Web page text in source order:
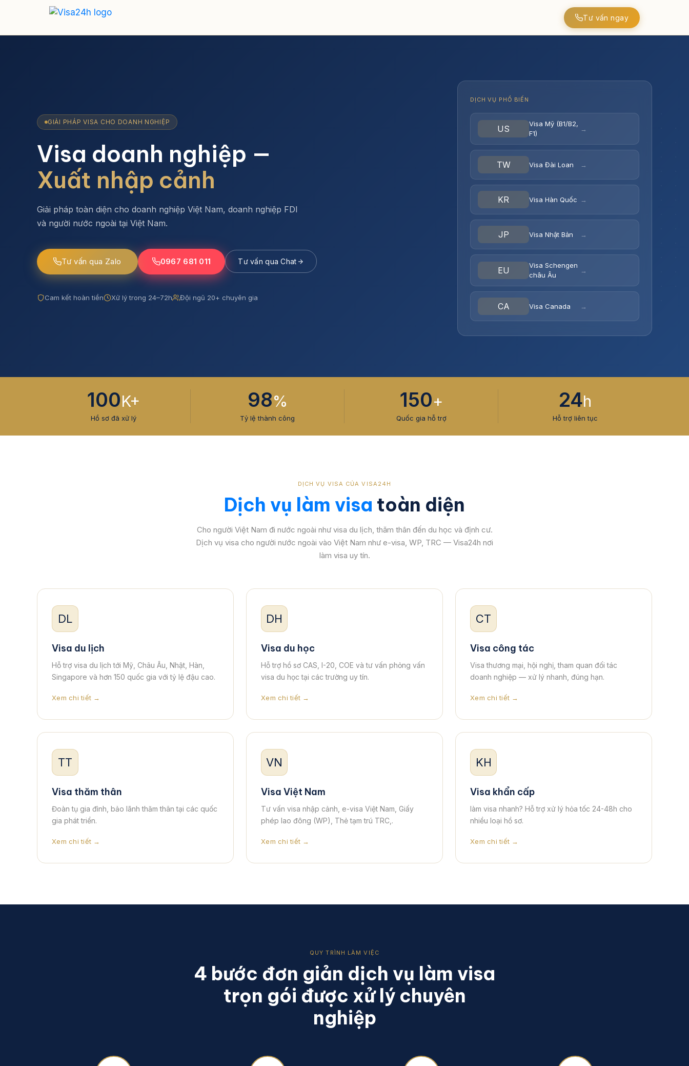
Tư vấn ngay
GIẢI PHÁP VISA CHO DOANH NGHIỆP
Visa doanh nghiệp —
Xuất nhập cảnh
Giải pháp toàn diện cho doanh nghiệp Việt Nam, doanh nghiệp FDI
và người nước ngoài tại Việt Nam.
Tư vấn qua Zalo 0967 681 011 Tư vấn qua Chat
Cam kết hoàn tiền Xử lý trong 24–72h Đội ngũ 20+ chuyên gia
DỊCH VỤ PHỔ BIẾN
US
Visa Mỹ (B1/B2,
F1)
→
TW Visa Đài Loan →
KR Visa Hàn Quốc →
JP Visa Nhật Bản →
EU
Visa Schengen
châu Âu
→
CA Visa Canada →
100K+
Hồ sơ đã xử lý
98%
Tỷ lệ thành công
150+
Quốc gia hỗ trợ
24h
Hỗ trợ liên tục
DỊCH VỤ VISA CỦA VISA24H
Dịch vụ làm visa toàn diện
Cho người Việt Nam đi nước ngoài như visa du lịch, thăm thân đến du học và định cư.
Dịch vụ visa cho người nước ngoài vào Việt Nam như e-visa, WP, TRC — Visa24h nơi
làm visa uy tín.
DL
Visa du lịch
Hỗ trợ visa du lịch tới Mỹ, Châu Âu, Nhật, Hàn,
Singapore và hơn 150 quốc gia với tỷ lệ đậu cao.
Xem chi tiết →
DH
Visa du học
Hỗ trợ hồ sơ CAS, I-20, COE và tư vấn phỏng vấn
visa du học tại các trường uy tín.
Xem chi tiết →
CT
Visa công tác
Visa thương mại, hội nghị, tham quan đối tác
doanh nghiệp — xử lý nhanh, đúng hạn.
Xem chi tiết →
TT
Visa thăm thân
Đoàn tụ gia đình, bảo lãnh thăm thân tại các quốc
gia phát triển.
Xem chi tiết →
VN
Visa Việt Nam
Tư vấn visa nhập cảnh, e-visa Việt Nam, Giấy
phép lao đông (WP), Thẻ tạm trú TRC,.
Xem chi tiết →
KH
Visa khẩn cấp
làm visa nhanh? Hỗ trợ xử lý hỏa tốc 24-48h cho
nhiều loại hồ sơ.
Xem chi tiết →
QUY TRÌNH LÀM VIỆC
4 bước đơn giản dịch vụ làm visa
trọn gói được xử lý chuyên
nghiệp